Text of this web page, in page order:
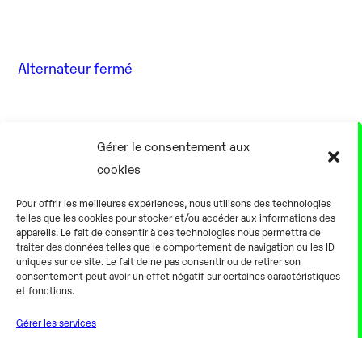
Gérer le consentement aux
cookies
Pour offrir les meilleures expériences, nous utilisons des technologies
telles que les cookies pour stocker et/ou accéder aux informations des
appareils. Le fait de consentir à ces technologies nous permettra de
traiter des données telles que le comportement de navigation ou les ID
uniques sur ce site. Le fait de ne pas consentir ou de retirer son
consentement peut avoir un effet négatif sur certaines caractéristiques
et fonctions.
Gérer les services
Alternateur fermé
Alternateur fermé